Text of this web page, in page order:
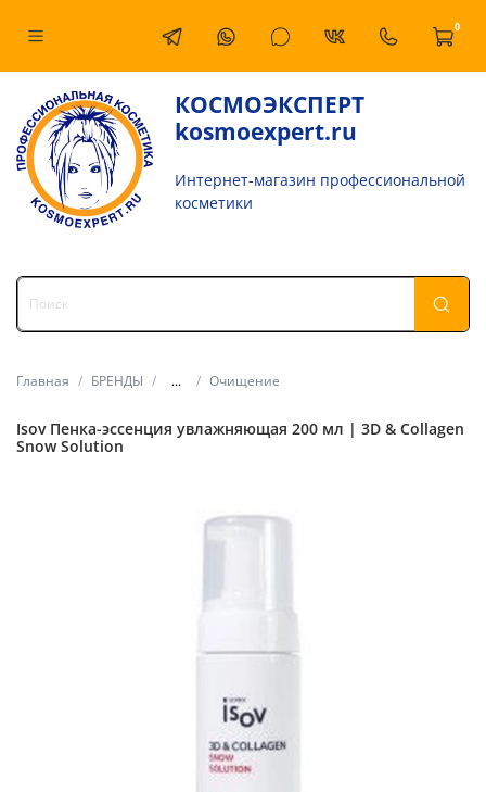
0
КОСМОЭКСПЕРТ
kosmoexpert.ru
Интернет-магазин профессиональной
косметики
Главная БРЕНДЫ ... Очищение
Isov Пенка-эссенция увлажняющая 200 мл | 3D & Collagen
Snow Solution